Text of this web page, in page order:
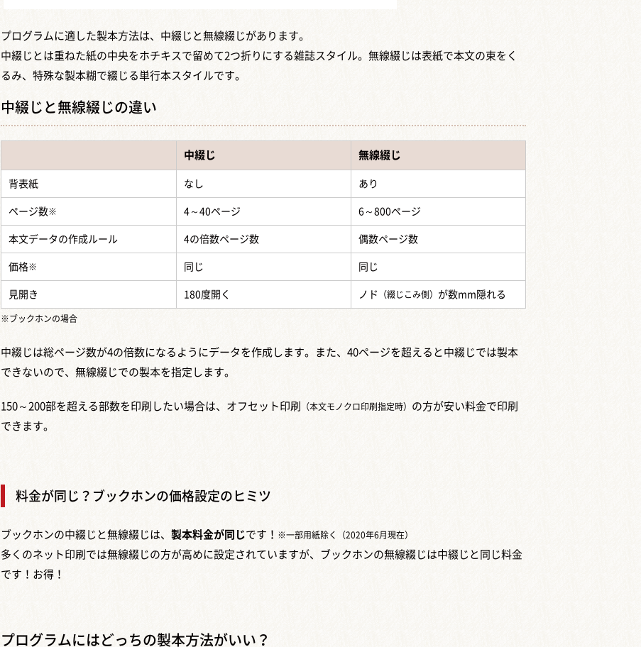
プログラムに適した製本方法は、中綴じと無線綴じがあります。
中綴じとは重ねた紙の中央をホチキスで留めて2つ折りにする雑誌スタイル。無線綴じは表紙で本文の束をく
るみ、特殊な製本糊で綴じる単行本スタイルです。
中綴じと無線綴じの違い
中綴じ 無線綴じ
背表紙 なし あり
ページ数※ 4～40ページ 6～800ページ
本文データの作成ルール 4の倍数ページ数 偶数ページ数
価格※ 同じ 同じ
見開き 180度開く ノド （綴じこみ側） が数mm隠れる
※ブックホンの場合
中綴じは総ページ数が4の倍数になるようにデータを作成します。また、40ページを超えると中綴じでは製本
できないので、無線綴じでの製本を指定します。
150～200部を超える部数を印刷したい場合は、オフセット印刷 （本文モノクロ印刷指定時） の方が安い料金で印刷
できます。
料金が同じ？ブックホンの価格設定のヒミツ
ブックホンの中綴じと無線綴じは、 製本料金が同じです！ ※一部用紙除く（2020年6月現在）
多くのネット印刷では無線綴じの方が高めに設定されていますが、ブックホンの無線綴じは中綴じと同じ料金
です！お得！
プログラムにはどっちの製本方法がいい？